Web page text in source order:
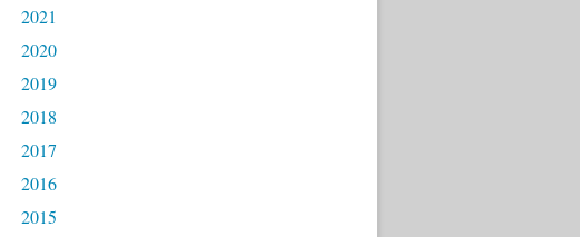
2021
2020
2019
2018
2017
2016
2015